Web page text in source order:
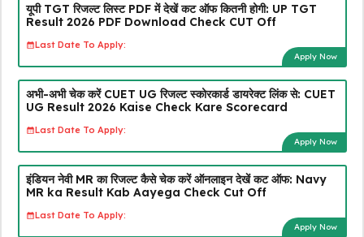
यूपी TGT रिजल्ट लिस्ट PDF में देखें कट ऑफ कितनी होगी: UP TGT
Result 2026 PDF Download Check CUT Off
Last Date To Apply:
Apply Now
अभी-अभी चेक करें CUET UG रिजल्ट स्कोरकार्ड डायरेक्ट लिंक से: CUET
UG Result 2026 Kaise Check Kare Scorecard
Last Date To Apply:
Apply Now
इंडियन नेवी MR का रिजल्ट कैसे चेक करें ऑनलाइन देखें कट ऑफ: Navy
MR ka Result Kab Aayega Check Cut Off
Last Date To Apply:
Apply Now